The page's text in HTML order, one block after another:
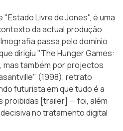
Livre de Jones", é uma
da actual produção
passa pelo domínio
dirigiu "The Hunger Games:
mas também por projectos
(1998), retrato
futurista em que tudo é a
proibidas [trailer] — foi, além
no tratamento digital